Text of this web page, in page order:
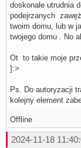
doskonale utrudnia
podejrzanych
twoim domu, lub w
twojego domu . No
Ot to takie moje
]:>
Ps. Do autoryzacji
kolejny element
Offline
2024-11-18